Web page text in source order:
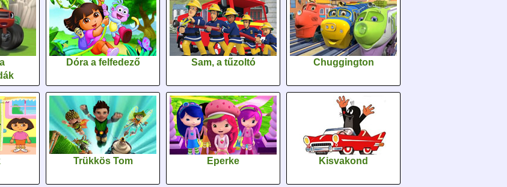
Dóra a felfedező Sam, a tűzoltó Chuggington
Trükkös Tom Eperke Kisvakond